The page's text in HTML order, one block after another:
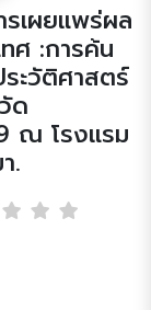
รเผยแพร่ผล
ศ :การค้น
ะวัติศาสตร์
ด
ณ โรงแรม
.